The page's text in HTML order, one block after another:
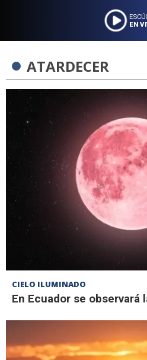
EN
ATARDECER
CIELO ILUMINADO
En Ecuador se observará